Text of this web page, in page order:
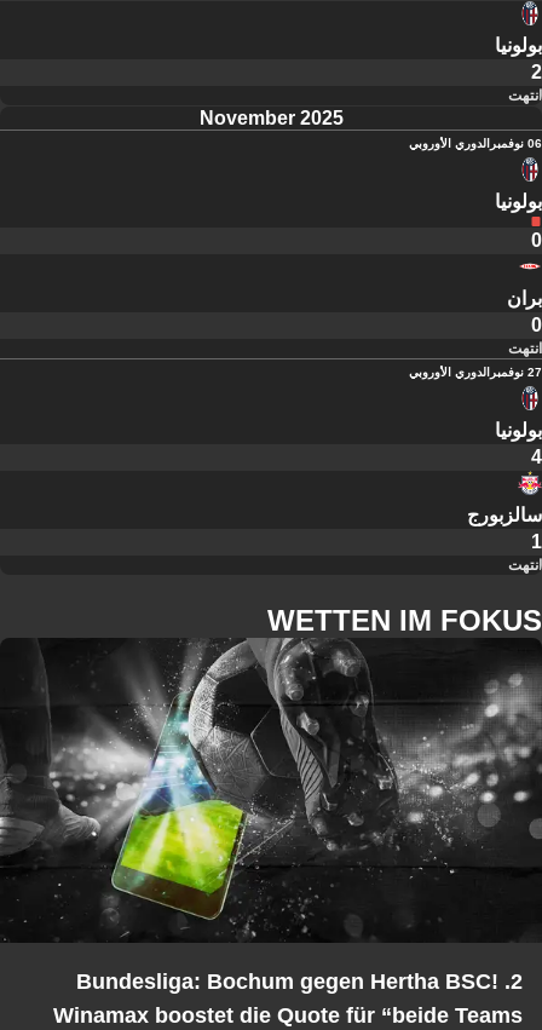
بولونيا
2
انتهت
November 2025
06 نوفمبر الدوري الأوروبي
بولونيا
0
بران
0
انتهت
27 نوفمبر الدوري الأوروبي
بولونيا
4
سالزبورج
1
انتهت
WETTEN IM FOKUS
2. Bundesliga: Bochum gegen Hertha BSC!
Winamax boostet die Quote für “beide Teams